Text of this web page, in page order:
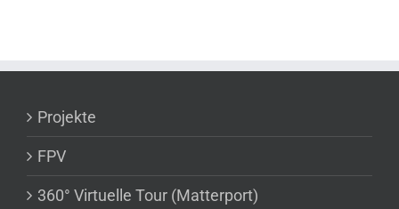
Projekte
FPV
360° Virtuelle Tour (Matterport)